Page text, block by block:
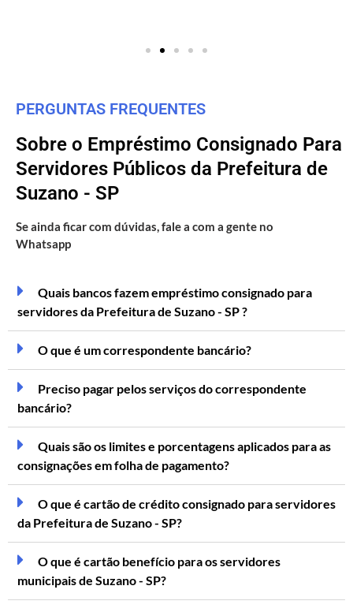
PERGUNTAS FREQUENTES
Sobre o Empréstimo Consignado Para
Servidores Públicos da Prefeitura de
Suzano - SP
Se ainda ficar com dúvidas, fale a com a gente no
Whatsapp
Quais bancos fazem empréstimo consignado para
servidores da Prefeitura de Suzano - SP ?
O que é um correspondente bancário?
Preciso pagar pelos serviços do correspondente
bancário?
Quais são os limites e porcentagens aplicados para as
consignações em folha de pagamento?
O que é cartão de crédito consignado para servidores
da Prefeitura de Suzano - SP?
O que é cartão benefício para os servidores
municipais de Suzano - SP?